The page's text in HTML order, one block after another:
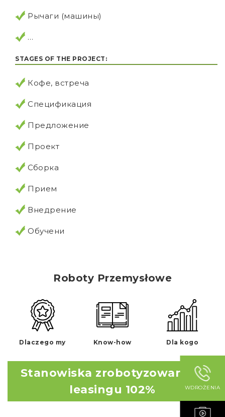
Рычаги (машины)
…
STAGES OF THE PROJECT:
Кофе, встреча
Спецификация
Предложение
Проект
Сборка
Прием
Внедрение
Обучени
Roboty Przemysłowe
Dlaczego my Know-how Dla kogo
Stanowiska zrobotyzowane w
leasingu 102%
WDROŻENIA